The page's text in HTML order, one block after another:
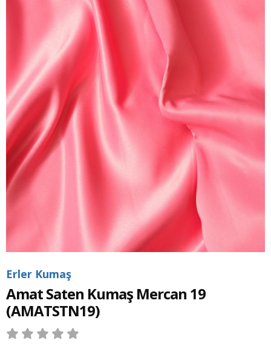
Erler Kumaş
Amat Saten Kumaş Mercan 19
(AMATSTN19)